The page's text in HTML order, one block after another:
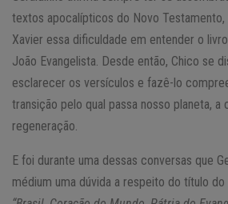
textos apocalípticos do Novo Testamento,
Xavier essa dificuldade em entender o
João Evangelista. Desde então, Chico se
esclarecer os versículos e fazê-lo
transição pelo qual passa nosso planeta, a
regeneração.
E foi durante uma dessas conversas que
médium uma dúvida a respeito do título